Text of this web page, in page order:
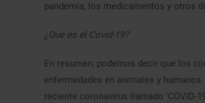
pandemia, los medicamentos y otros
¿Qué es el Covid-19?
En resumen, podemos decir que los
enfermedades en animales y
reciente coronavirus llamado